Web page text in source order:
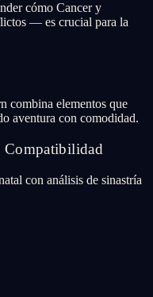
cómo Cancer y
— es crucial para la
combina elementos que
aventura con comodidad.
Compatibilidad
con análisis de sinastría